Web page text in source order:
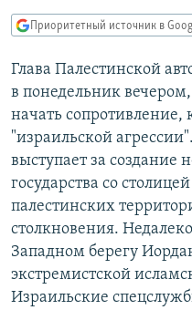
СИБИРЬ.РЕАЛИИ
ПОДПИШИТЕСЬ НА
СОЦИАЛЬНЫЕ СЕТИ
Все сайты РСЕ/РС
Приоритетный источник в
Глава Палестинской
в понедельник
начать сопротивление,
"израильской
выступает за создание
государства со
палестинских
столкновения.
Западном берегу
экстремистской
Израильские